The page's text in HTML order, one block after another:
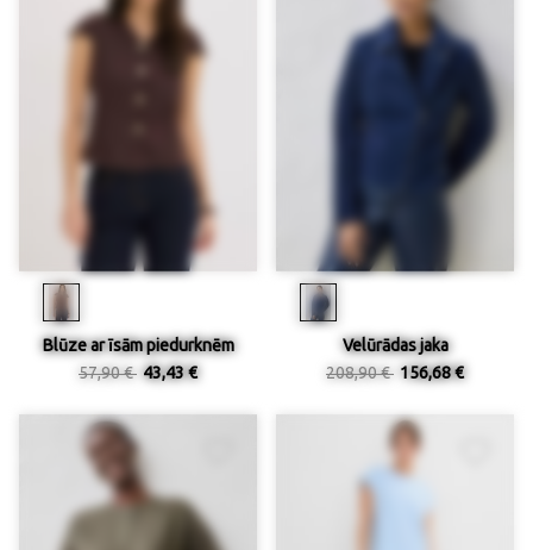
Blūze ar īsām piedurknēm
57,90 € 43,43 €
Velūrādas jaka
208,90 € 156,68 €